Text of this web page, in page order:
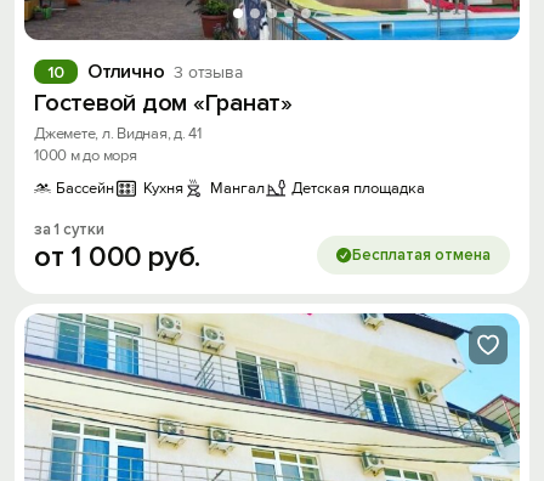
Отлично 3 отзыва
10
Гостевой дом «Гранат»
Джемете, л. Видная, д. 41
1000 м до моря
Бассейн
Кухня Мангал Детская площадка
за 1 сутки
от 1 000 руб. Бесплатая отмена